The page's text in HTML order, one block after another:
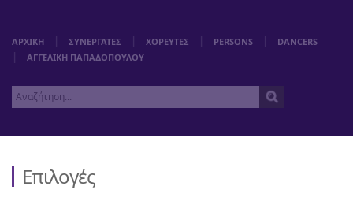
Αρχική
ΑΡΧΙΚΗ ΣΥΝΕΡΓΑΤΕΣ ΧΟΡΕΥΤΕΣ PERSONS
DANCERS
ΑΓΓΕΛΙΚΗ ΠΑΠΑΔΟΠΟΥΛΟΥ
Επιλογές